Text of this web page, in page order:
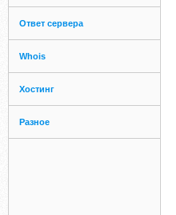
Ответ сервера
Whois
Хостинг
Разное